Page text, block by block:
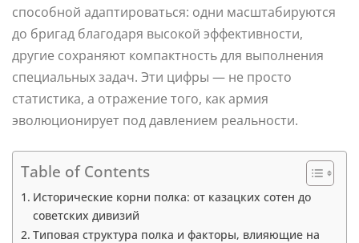
способной адаптироваться: одни масштабируются
до бригад благодаря высокой эффективности,
другие сохраняют компактность для выполнения
специальных задач. Эти цифры — не просто
статистика, а отражение того, как армия
эволюционирует под давлением реальности.
Table of Contents
Исторические корни полка: от казацких сотен до
советских дивизий
Типовая структура полка и факторы, влияющие на